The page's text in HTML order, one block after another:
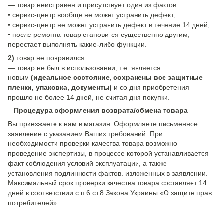
— товар неисправен и присутствует один из фактов:
• сервис-центр вообще не может устранить дефект;
• сервис-центр не может устранить дефект в течение 14 дней;
• после ремонта товар становится существенно другим,
перестает выполнять какие-либо функции.
2) товар не понравился:
— товар не был в использовании, т.е. является
новым (идеальное состояние, сохранены все защитные
пленки, упаковка, документы) и со дня приобретения
прошло не более 14 дней, не считая дня покупки.
Процедура оформления возврата/обмена товара
Вы приезжаете к нам в магазин. Оформляете письменное
заявление с указанием Ваших требований. При
необходимости проверки качества товара возможно
проведение экспертизы, в процессе которой устанавливается
факт соблюдения условий эксплуатации, а также
установления подлинности фактов, изложенных в заявлении.
Максимальный срок проверки качества товара составляет 14
дней в соответствии с п.6 ст.8 Закона Украины «О защите прав
потребителей».